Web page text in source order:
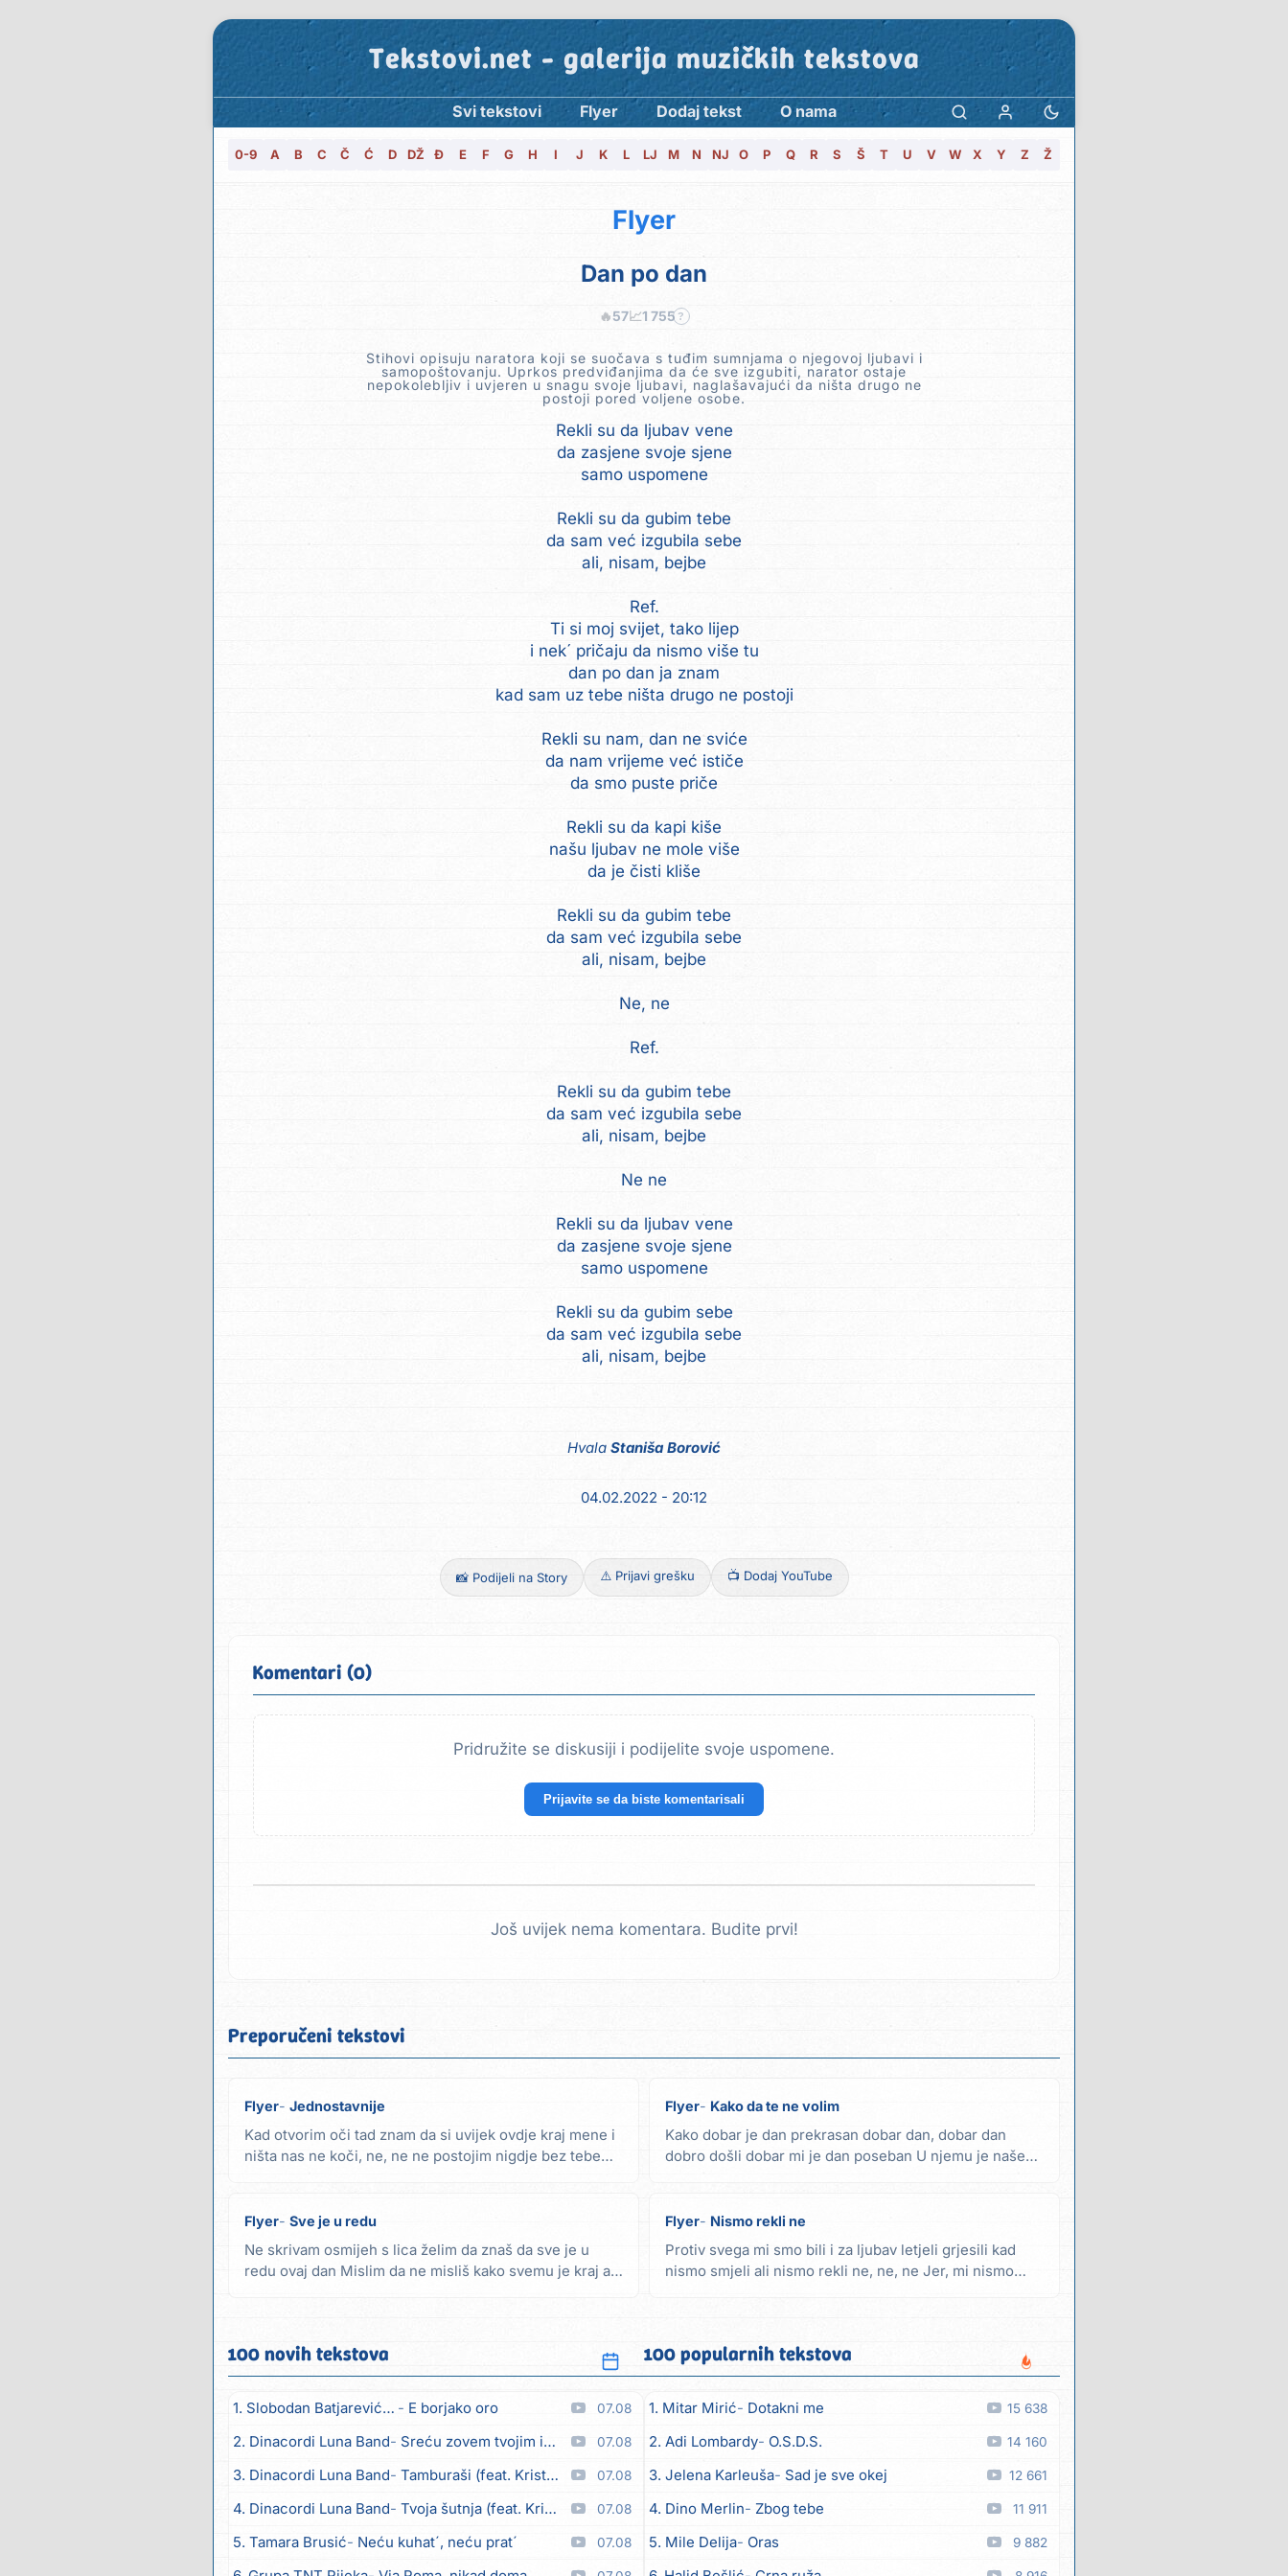
Tekstovi.net - galerija muzičkih tekstova
Svi tekstovi Flyer Dodaj tekst O nama
0-9 A B C Č Ć D DŽ Đ E F G H I J K L LJ M N NJ O P Q R S Š T U V W X Y Z Ž
Flyer
Dan po dan
🔥57📈1 755 ?
Stihovi opisuju naratora koji se suočava s tuđim sumnjama o njegovoj ljubavi i
samopoštovanju. Uprkos predviđanjima da će sve izgubiti, narator ostaje
nepokolebljiv i uvjeren u snagu svoje ljubavi, naglašavajući da ništa drugo ne
postoji pored voljene osobe.
Rekli su da ljubav vene
da zasjene svoje sjene
samo uspomene
Rekli su da gubim tebe
da sam već izgubila sebe
ali, nisam, bejbe
Ref.
Ti si moj svijet, tako lijep
i nek´ pričaju da nismo više tu
dan po dan ja znam
kad sam uz tebe ništa drugo ne postoji
Rekli su nam, dan ne sviće
da nam vrijeme već ističe
da smo puste priče
Rekli su da kapi kiše
našu ljubav ne mole više
da je čisti kliše
Rekli su da gubim tebe
da sam već izgubila sebe
ali, nisam, bejbe
Ne, ne
Ref.
Rekli su da gubim tebe
da sam već izgubila sebe
ali, nisam, bejbe
Ne ne
Rekli su da ljubav vene
da zasjene svoje sjene
samo uspomene
Rekli su da gubim sebe
da sam već izgubila sebe
ali, nisam, bejbe
Hvala Staniša Borović
04.02.2022 - 20:12
📸 Podijeli na Story ⚠️ Prijavi grešku 📺 Dodaj YouTube
Komentari (0)
Pridružite se diskusiji i podijelite svoje uspomene.
Prijavite se da biste komentarisali
Još uvijek nema komentara. Budite prvi!
Preporučeni tekstovi
Flyer Jednostavnije
Kad otvorim oči tad znam da si uvijek ovdje kraj mene i
ništa nas ne koči, ne, ne ne postojim nigdje bez tebe
Flyer Kako da te ne volim
Kako dobar je dan prekrasan dobar dan, dobar dan
dobro došli dobar mi je dan poseban U njemu je naše
Flyer Sve je u redu
Ne skrivam osmijeh s lica želim da znaš da sve je u
redu ovaj dan Mislim da ne misliš kako svemu je kraj ali,
Flyer Nismo rekli ne
Protiv svega mi smo bili i za ljubav letjeli grjesili kad
nismo smjeli ali nismo rekli ne, ne, ne Jer, mi nismo
100 novih tekstova
1. Slobodan Batjarević Čobe E borjako oro 07.08
2. Dinacordi Luna Band Sreću zovem tvojim imenom (feat. Kristina Smetko) 07.08
3. Dinacordi Luna Band Tamburaši (feat. Kristina Smetko) 07.08
4. Dinacordi Luna Band Tvoja šutnja (feat. Kristina Smetko) 07.08
5. Tamara Brusić Neću kuhat´, neću prat´ 07.08
100 popularnih tekstova
1. Mitar Mirić Dotakni me 15 638
2. Adi Lombardy O.S.D.S. 14 160
3. Jelena Karleuša Sad je sve okej 12 661
4. Dino Merlin Zbog tebe 11 911
5. Mile Delija Oras 9 882